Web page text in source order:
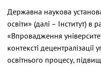
Державна наукова установа
освіти» (далі – Інститут)
«Впровадження
контексті
освітнього процесу,